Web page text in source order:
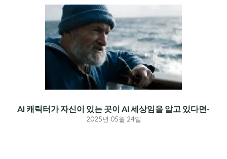
AI 캐릭터가 자신이 있는 곳이 AI 세상임을 알고 있다면-
2025년 05월 24일